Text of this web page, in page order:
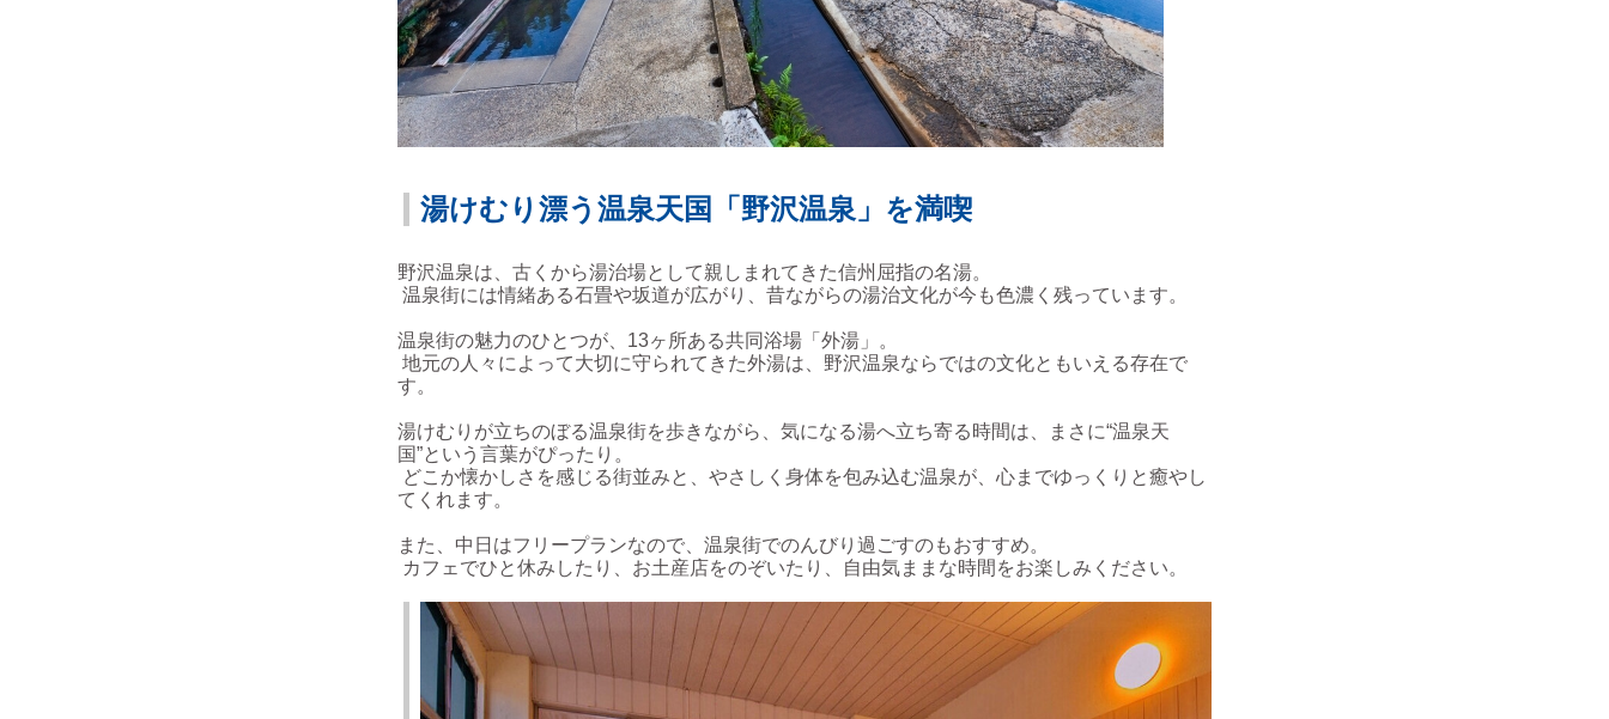
湯けむり漂う温泉天国「野沢温泉」を満喫
野沢温泉は、古くから湯治場として親しまれてきた信州屈指の名湯。
温泉街には情緒ある石畳や坂道が広がり、昔ながらの湯治文化が今も色濃く残っています。
温泉街の魅力のひとつが、13ヶ所ある共同浴場「外湯」。
地元の人々によって大切に守られてきた外湯は、野沢温泉ならではの文化ともいえる存在で
す。
湯けむりが立ちのぼる温泉街を歩きながら、気になる湯へ立ち寄る時間は、まさに“温泉天
国”という言葉がぴったり。
どこか懐かしさを感じる街並みと、やさしく身体を包み込む温泉が、心までゆっくりと癒やし
てくれます。
また、中日はフリープランなので、温泉街でのんびり過ごすのもおすすめ。
カフェでひと休みしたり、お土産店をのぞいたり、自由気ままな時間をお楽しみください。